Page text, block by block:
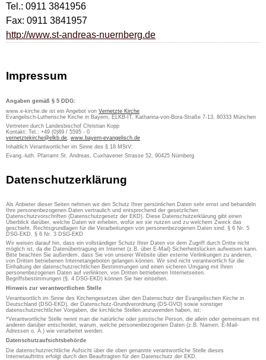
Tel.: 0911 3841956
Fax: 0911 3841957
http://www.st-andreas-nuernberg.de
Impressum
Angaben gemäß § 5 DDG:
www.e-kirche.de ist ein Angebot von Vernetzte Kirche
Evangelisch-Lutherische Kirche in Bayern, ELKB-IT, Katharina-von-Bora-Straße 7-13, 80333 München
Vertreten durch Landesbischof Christian Kopp
Kontakt: Tel.: +49 (0)89 / 5595 - 0
vernetztekirche@elkb.de, www.bayern-evangelisch.de
Inhaltlich Verantwortlicher im Sinne des § 18 MStV:
Evang.-luth. Pfarramt St. Andreas, Cuxhavener Strasse 52, 90425 Nürnberg
Datenschutzerklärung
Als Anbieter dieser Seiten nehmen wir den Schutz Ihrer persönlichen Daten sehr ernst und behandeln
Ihre personenbezogenen Daten vertraulich und entsprechend der gesetzlichen
Datenschutzvorschriften (Datenschutzgesetz der EKD). Diese Datenschutzerklärung gibt einen
Überblick darüber, welche Daten wir erheben, wofür wir sie nutzen und zu welchem Zweck das
geschieht. Rechtsgrundlagen für die Verarbeitungen von personenbezogenen Daten sind: § 6 Nr. 5
DSG-EKD, § 6 Nr. 3 DSG-EKD
Wir weisen darauf hin, dass ein vollständiger Schutz Ihrer Daten vor dem Zugriff durch Dritte nicht
möglich ist, da die Datenübertragung im Internet (z.B. über E-Mail) Sicherheitslücken aufweisen kann.
Bitte beachten Sie außerdem, dass Sie von unserer Website über externe Verlinkungen zu anderen,
von Dritten betriebenen Internetangeboten gelangen können. Wir sind nicht verantwortlich für die
Einhaltung der datenschutzrechtlichen Bestimmungen und einen sicheren Umgang mit Ihren
personenbezogenen Daten auf verlinkten, von Dritten betriebenen Internetseiten.
Begriffsbestimmungen (§. 4 DSG-EKD) können Sie hier einsehen.
Hinweis zur verantwortlichen Stelle
Verantwortlich im Sinne des Kirchengesetzes über den Datenschutz der Evangelischen Kirche in
Deutschland (DSG-EKD), der Datenschutz-Grundverordnung (DS-GVO) sowie sonstiger
datenschutzrechtlicher Vorgaben, die kirchliche Stellen anzuwenden haben, ist:
*Verantwortliche Stelle nennt man die natürliche oder juristische Person, die allein oder gemeinsam mit
anderen darüber entscheidet, warum, welche personenbezogenen Daten (z.B. Namen, E-Mail-
Adressen o. Ä.) wie verarbeitet werden.
Datenschutzaufsichtsbehörde
Die datenschutzrechtliche Aufsicht über die oben genannte verantwortliche Stelle dieses
Internetauftritts erfolgt durch den Beauftragten für den Datenschutz der EKD.